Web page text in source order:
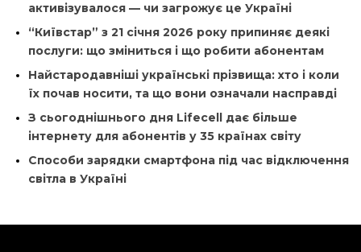
активізувалося — чи загрожує це Україні
“Київстар” з 21 січня 2026 року припиняє деякі
послуги: що зміниться і що робити абонентам
Найстародавніші українські прізвища: хто і коли
їх почав носити, та що вони означали насправді
З сьогоднішнього дня Lifecell дає більше
інтернету для абонентів у 35 країнах світу
Способи зарядки смартфона під час відключення
світла в Україні